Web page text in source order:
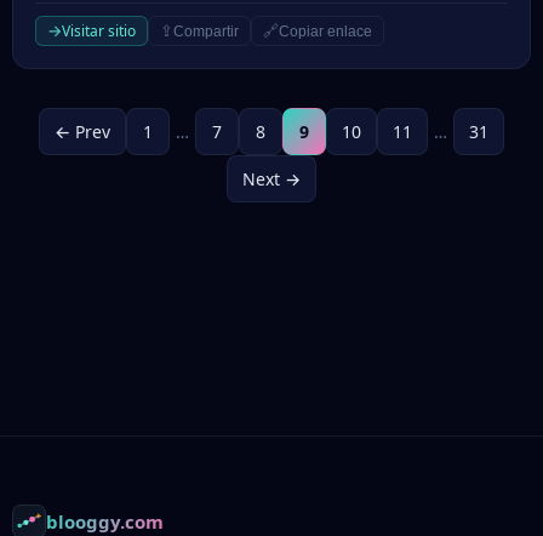
→Visitar sitio ⇪ Compartir 🔗Copiar enlace
← Prev 1 … 7 8 9 10 11 … 31
Next →
Footerblooggy.com